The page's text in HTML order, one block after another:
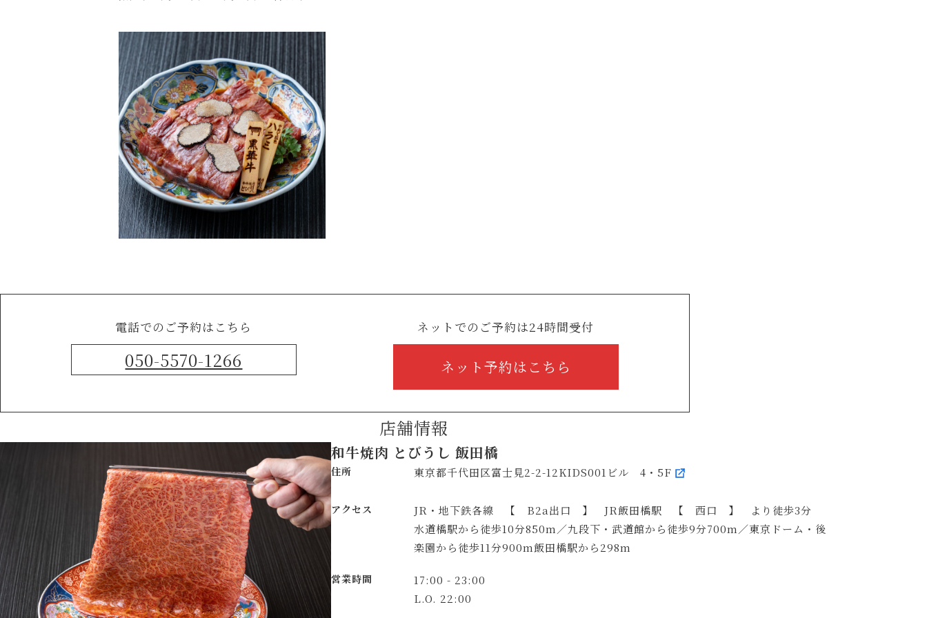
電話でのご予約はこちら
050-5570-1266
ネットでのご予約は24時間受付
ネット予約はこちら
店舗情報
和牛焼肉 とびうし 飯田橋
住所 東京都千代田区富士見2-2-12KIDS001ビル 4・5F
アクセス
JR・地下鉄各線 【 B2a出口 】 JR飯田橋駅 【 西口 】 より徒歩3分
水道橋駅から徒歩10分850m／九段下・武道館から徒歩9分700m／東京ドーム・後
楽園から徒歩11分900m飯田橋駅から298m
営業時間
17:00 - 23:00
L.O. 22:00